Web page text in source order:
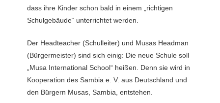
dass ihre Kinder schon bald in einem „richtigen
Schulgebäude“ unterrichtet werden.
Der Headteacher (Schulleiter) und Musas Headman
(Bürgermeister) sind sich einig: Die neue Schule soll
„Musa International School“ heißen. Denn sie wird in
Kooperation des Sambia e. V. aus Deutschland und
den Bürgern Musas, Sambia, entstehen.